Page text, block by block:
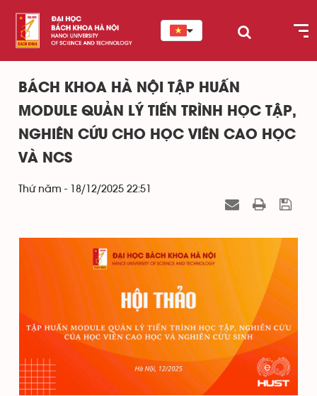
BÁCH KHOA HÀ NỘI TẬP HUẤN
MODULE QUẢN LÝ TIẾN TRÌNH HỌC TẬP,
NGHIÊN CỨU CHO HỌC VIÊN CAO HỌC
VÀ NCS
Thứ năm - 18/12/2025 22:51